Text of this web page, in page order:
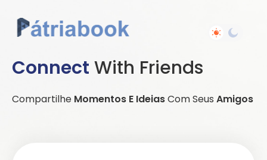
Connect With Friends
Compartilhe Momentos E IdeiasCom Seus Amigos